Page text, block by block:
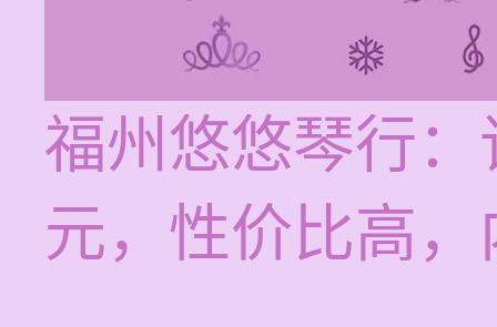
福州悠悠琴行
元，性价比高